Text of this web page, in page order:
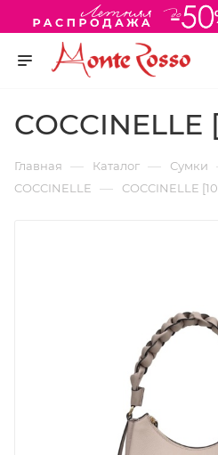
COCCINELLE
Главная — Каталог — Сумки
COCCINELLE — COCCINELLE